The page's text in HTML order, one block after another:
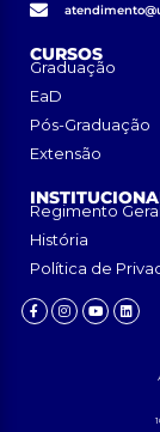
CURSOS
Graduação
EaD
Pós-Graduação
Extensão
Regimento Geral
História
Política de